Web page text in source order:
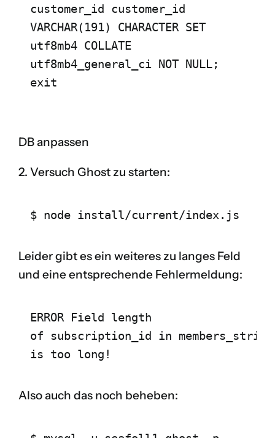
customer_id customer_id
VARCHAR(191) CHARACTER SET
utf8mb4 COLLATE
utf8mb4_general_ci NOT NULL;
exit
DB anpassen
2. Versuch Ghost zu starten:
$ node install/current/index.js
Leider gibt es ein weiteres zu langes Feld
und eine entsprechende Fehlermeldung:
ERROR Field length
of subscription_id in
is too long!
Also auch das noch beheben: